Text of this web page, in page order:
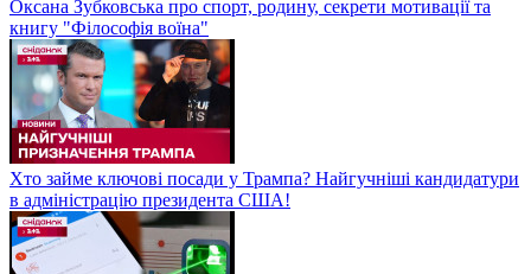
Оксана Зубковська про спорт, родину, секрети мотивації та
книгу "Філософія воїна"
Хто займе ключові посади у Трампа? Найгучніші кандидатури
в адміністрацію президента США!